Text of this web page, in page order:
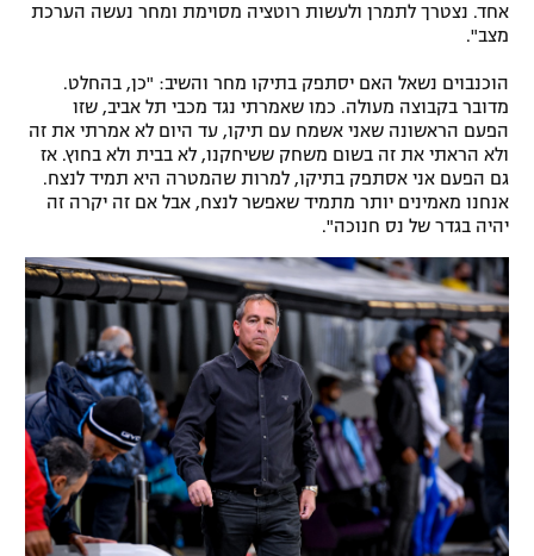
אחד. נצטרך לתמרן ולעשות רוטציה מסוימת ומחר נעשה הערכת
מצב".
הוכנבוים נשאל האם יסתפק בתיקו מחר והשיב: "כן, בהחלט.
מדובר בקבוצה מעולה. כמו שאמרתי נגד מכבי תל אביב, שזו
הפעם הראשונה שאני אשמח עם תיקו, עד היום לא אמרתי את זה
ולא הראתי את זה בשום משחק ששיחקנו, לא בבית ולא בחוץ. אז
גם הפעם אני אסתפק בתיקו, למרות שהמטרה היא תמיד לנצח.
אנחנו מאמינים יותר מתמיד שאפשר לנצח, אבל אם זה יקרה זה
יהיה בגדר של נס חנוכה".